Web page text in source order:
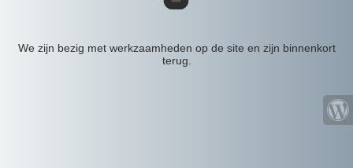
We zijn bezig met werkzaamheden op de site en zijn binnenkort
terug.